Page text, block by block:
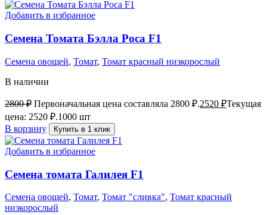
Добавить в избранное
Семена Томата Бэлла Роса F1
Семена овощей, Томат, Томат красный низкорослый
В наличии
2800₽ Первоначальная цена составляла 2800 ₽.2520 ₽Текущая
цена: 2520 ₽.1000 шт
В корзину
Купить в 1 клик
Добавить в избранное
Семена томата Галилея F1
Семена овощей, Томат, Томат "сливка", Томат красный
низкорослый